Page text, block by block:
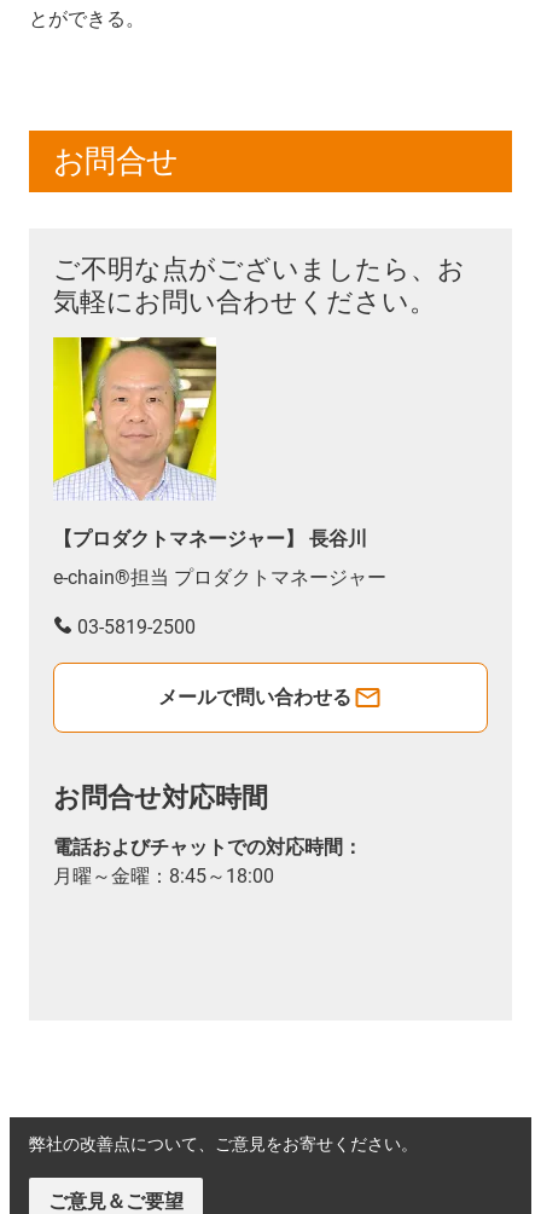
とができる。
お問合せ
ご不明な点がございましたら、お
気軽にお問い合わせください。
【プロダクトマネージャー】 長谷川
e-chain®担当 プロダクトマネージャー
03-5819-2500
メールで問い合わせる
お問合せ対応時間
電話およびチャットでの対応時間：
月曜～金曜：8:45～18:00
弊社の改善点について、ご意見をお寄せください。
ご意見＆ご要望